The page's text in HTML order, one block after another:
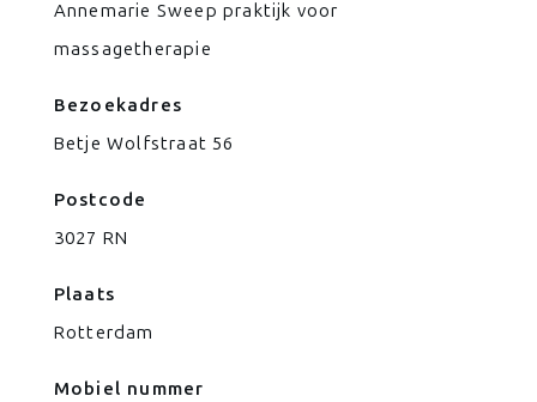
Annemarie Sweep praktijk voor
massagetherapie
Bezoekadres
Betje Wolfstraat 56
Postcode
3027 RN
Plaats
Rotterdam
Mobiel nummer